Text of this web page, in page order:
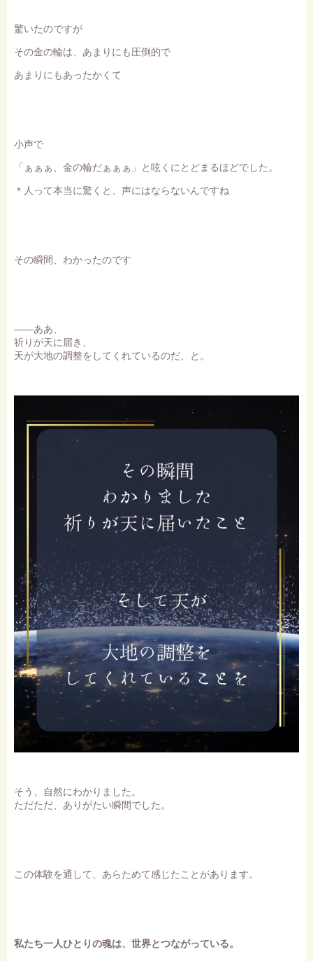
驚いたのですが
その金の輪は、あまりにも圧倒的で
あまりにもあったかくて
小声で
「ぁぁぁ、金の輪だぁぁぁ」と呟くにとどまるほどでした。
＊人って本当に驚くと、声にはならないんですね
その瞬間、わかったのです
――ああ、
祈りが天に届き、
天が大地の調整をしてくれているのだ、と。
そう、自然にわかりました。
ただただ、ありがたい瞬間でした。
この体験を通して、あらためて感じたことがあります。
私たち一人ひとりの魂は、世界とつながっている。